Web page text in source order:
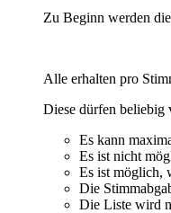
Zu Beginn werden
Alle erhalten pro
Diese dürfen beliebig
Es kann
Es ist nicht
Es ist möglich,
Die
Die Liste wird